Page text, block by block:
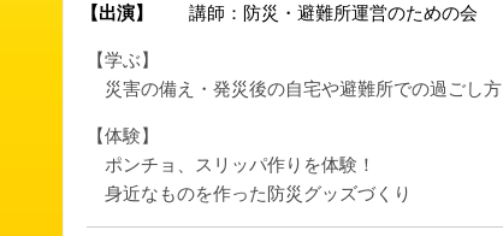
【出演】
講師：防災・避難所運営のための会
【学ぶ】
災害の備え・発災後の自宅や避難所での過ごし方
【体験】
ポンチョ、スリッパ作りを体験！
身近なものを作った防災グッズづくり